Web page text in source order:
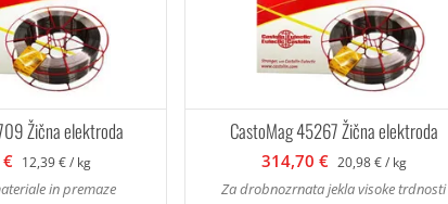
Žična elektroda
€ 12,39 € / kg
in premaze
CastoMag 45267 Žična elektroda
314,70 € 20,98 € / kg
Za drobnozrnata jekla visoke trdnosti